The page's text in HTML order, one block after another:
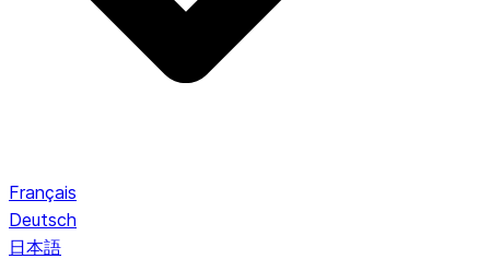
Français
Deutsch
日本語